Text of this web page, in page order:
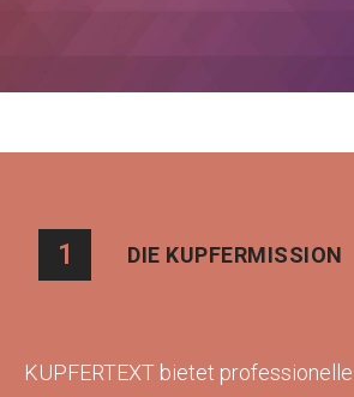
1 DIE KUPFERMISSION
KUPFERTEXT bietet